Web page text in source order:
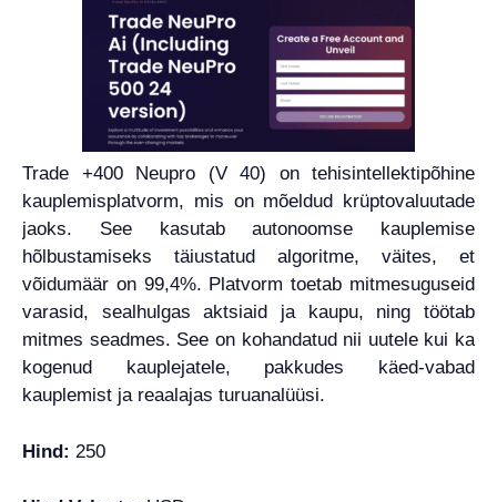
Trade +400 Neupro (V 40) on tehisintellektipõhine
kauplemisplatvorm, mis on mõeldud krüptovaluutade
jaoks. See kasutab autonoomse kauplemise
hõlbustamiseks täiustatud algoritme, väites, et
võidumäär on 99,4%. Platvorm toetab mitmesuguseid
varasid, sealhulgas aktsiaid ja kaupu, ning töötab
mitmes seadmes. See on kohandatud nii uutele kui ka
kogenud kauplejatele, pakkudes käed-vabad
kauplemist ja reaalajas turuanalüüsi.
Hind: 250